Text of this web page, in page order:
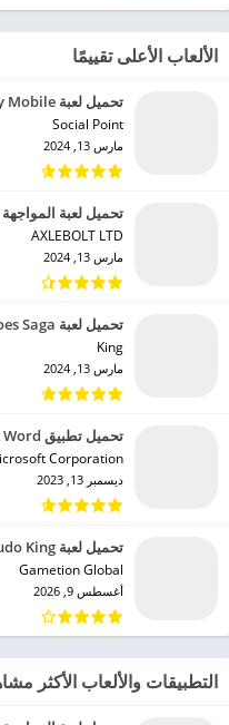
الألعاب الأعلى تقييمًا
تحميل لعبة Dragon City Mobile مهكرة للاندرويد 2024
Social Point‏
مارس 13, 2024
تحميل لعبة المواجهة 2 مهكرة للاندرويد 2024
AXLEBOLT LTD‏
مارس 13, 2024
تحميل لعبة Farm Heroes Saga مهكرة للاندرويد 2024
King‏
مارس 13, 2024
تحميل تطبيق Microsoft Word مهكر للاندرويد 2024
Corporation‏
ديسمبر 13, 2023
تحميل لعبة Ludo King™ مهكرة للاندرويد 2024
Gametion Global‏
أغسطس 9, 2026
التطبيقات والألعاب الأكثر